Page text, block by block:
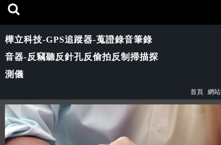
樺立科技-GPS追蹤器-蒐證錄音筆錄
音器-反竊聽反針孔反偷拍反制掃描探
測儀
首頁 網